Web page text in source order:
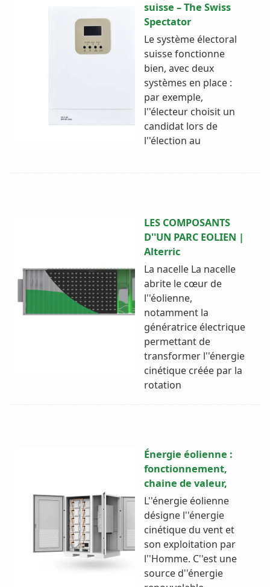
suisse – The Swiss
Spectator
Le système électoral
suisse fonctionne
bien, avec deux
systèmes en place :
par exemple,
l''électeur choisit un
candidat lors de
l''élection au
LES COMPOSANTS
D''UN PARC EOLIEN |
Alterric
La nacelle La nacelle
abrite le cœur de
l''éolienne,
notamment la
génératrice électrique
permettant de
transformer l''énergie
cinétique créée par la
rotation
Énergie éolienne :
fonctionnement,
chaine de valeur,
L''énergie éolienne
désigne l''énergie
cinétique du vent et
son exploitation par
l''Homme. C''est une
source d''énergie